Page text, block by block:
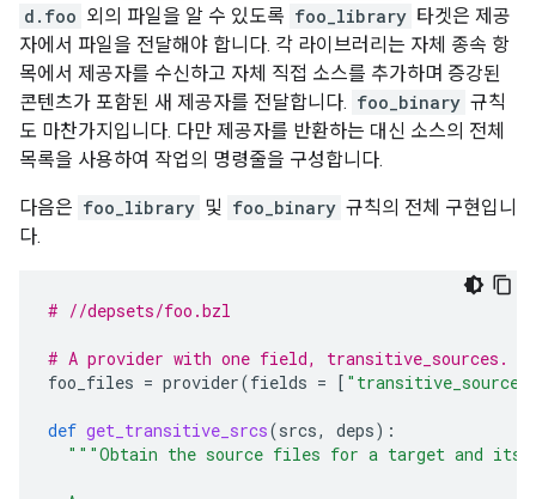
d.foo 외의 파일을 알 수 있도록 foo_library 타겟은 제공
자에서 파일을 전달해야 합니다. 각 라이브러리는 자체 종속 항
목에서 제공자를 수신하고 자체 직접 소스를 추가하며 증강된
콘텐츠가 포함된 새 제공자를 전달합니다. foo_binary 규칙
도 마찬가지입니다. 다만 제공자를 반환하는 대신 소스의 전체
목록을 사용하여 작업의 명령줄을 구성합니다.
다음은 foo_library 및 foo_binary 규칙의 전체 구현입니
다.
# //depsets/foo.bzl
# A provider with one field, transitive_sources.
foo_files = provider(fields = [
def get_transitive_srcs(srcs, deps):
"""Obtain the source files for a target and its